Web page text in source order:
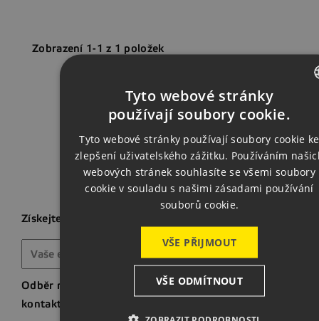
Zobrazení 1-1 z 1 položek
Zpět na
Získejte nejnovější novinky a speciální slevy
Odběr novinek můžete kdykoliv zrušit. Pokud to chcete
kontaktní informace naleznete v právním oznámení.
ENGLISH
GERMAN
Tyto webové stránky
používají soubory cookie.
Tyto webové stránky používají soubory cookie ke
zlepšení uživatelského zážitku. Používáním
webových stránek souhlasíte se všemi soubory
cookie v souladu s našimi zásadami používání
souborů cookie.
VŠE PŘIJMOUT
VŠE ODMÍTNOUT